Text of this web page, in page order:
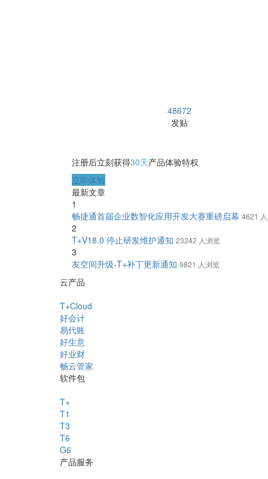
48672
发贴
注册后立刻获得30天产品体验特权
立即体验
最新文章
1
畅捷通首届企业数智化应用开发大赛重磅启幕 4621
2
T+V18.0 停止研发维护通知 23242 人浏览
3
友空间升级-T+补丁更新通知 9821 人浏览
云产品
T+Cloud
好会计
易代账
好生意
好业财
畅云管家
软件包
T+
T1
T3
T6
G6
产品服务